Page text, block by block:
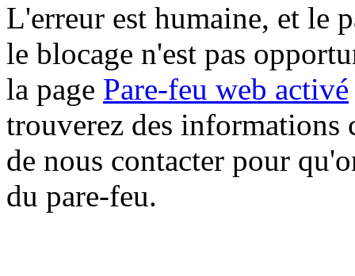
L'erreur est humaine, et le
le blocage n'est pas
la page Pare-feu web activé
trouverez des informations
de nous contacter pour
du pare-feu.